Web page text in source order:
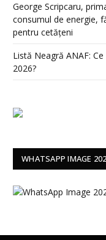
George Scripcaru,
consumul de energie,
pentru cetățeni
Listă Neagră ANAF:
2026?
WHATSAPP IMAGE